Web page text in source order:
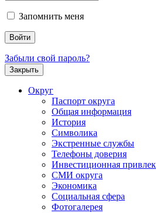
Запомнить меня
Забыли свой пароль?
Закрыть
Округ
Паспорт округа
Общая информация
История
Символика
Экстренные службы
Телефоны доверия
Инвестиционная
СМИ округа
Экономика
Социальная сфера
Фотогалерея